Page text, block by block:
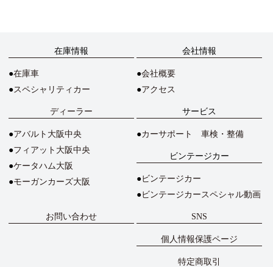
在庫情報
在庫車
スペシャリティカー
会社情報
会社概要
アクセス
ディーラー
アバルト大阪中央
フィアット大阪中央
ケータハム大阪
モーガンカーズ大阪
サービス
カーサポート 車検・整備
ビンテージカー
ビンテージカー
ビンテージカースペシャル動画
お問い合わせ SNS
個人情報保護ページ
特定商取引